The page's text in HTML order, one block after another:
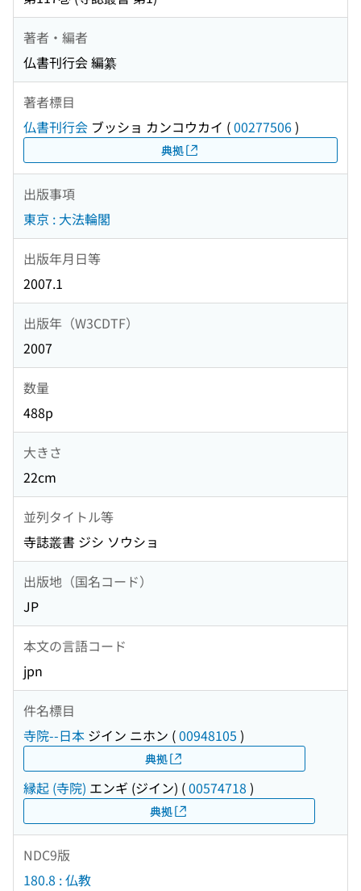
著者・編者
仏書刊行会 編纂
著者標目
仏書刊行会 ブッショ カンコウカイ (00277506)
典拠
出版事項
東京 : 大法輪閣
出版年月日等
2007.1
出版年（W3CDTF）
2007
数量
488p
大きさ
22cm
並列タイトル等
寺誌叢書 ジシ ソウショ
出版地（国名コード）
JP
本文の言語コード
jpn
件名標目
寺院--日本 ジイン ニホン (00948105 )
典拠
縁起 (寺院) エンギ (ジイン) (00574718 )
典拠
NDC9版
180.8 : 仏教